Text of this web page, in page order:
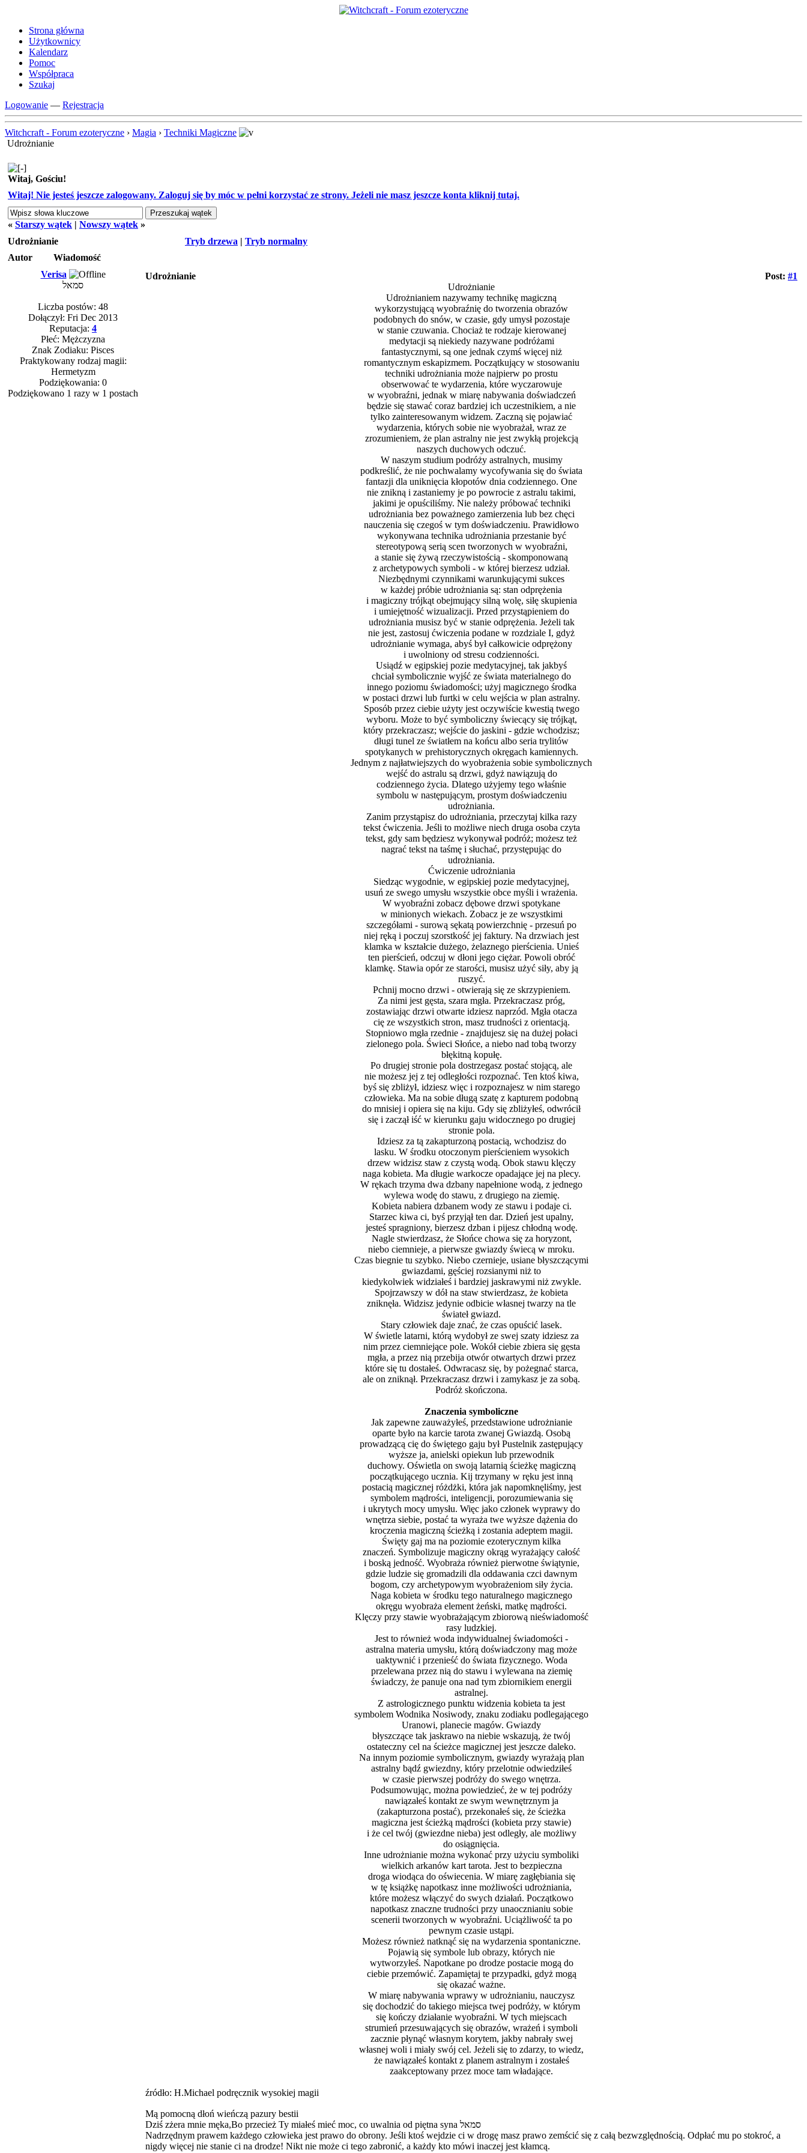
Strona główna
Użytkownicy
Kalendarz
Pomoc
Współpraca
Szukaj
Logowanie — Rejestracja
Witchcraft - Forum ezoteryczne › Magia › Techniki Magiczne
Udrożnianie
Witaj, Gościu!
Witaj! Nie jesteś jeszcze zalogowany. Zaloguj się by móc w pełni korzystać ze strony. Jeżeli nie masz jeszcze konta kliknij tutaj.
« Starszy wątek | Nowszy wątek »
Tryb drzewa | Tryb normalny
Udrożnianie
Autor
Wiadomość
Verisa
סמאל
Liczba postów: 48
Dołączył: Fri Dec 2013
Reputacja: 4
Płeć: Mężczyzna
Znak Zodiaku: Pisces
Praktykowany rodzaj magii:
Hermetyzm
Podziękowania: 0
Podziękowano 1 razy w 1 postach
Post: #1
Udrożnianie
Udrożnianie
Udrożnianiem nazywamy technikę magiczną
wykorzystującą wyobraźnię do tworzenia obrazów
podobnych do snów, w czasie, gdy umysł pozostaje
w stanie czuwania. Chociaż te rodzaje kierowanej
medytacji są niekiedy nazywane podróżami
fantastycznymi, są one jednak czymś więcej niż
romantycznym eskapizmem. Początkujący w stosowaniu
techniki udrożniania może najpierw po prostu
obserwować te wydarzenia, które wyczarowuje
w wyobraźni, jednak w miarę nabywania doświadczeń
będzie się stawać coraz bardziej ich uczestnikiem, a nie
tylko zainteresowanym widzem. Zaczną się pojawiać
wydarzenia, których sobie nie wyobrażał, wraz ze
zrozumieniem, że plan astralny nie jest zwykłą projekcją
naszych duchowych odczuć.
W naszym studium podróży astralnych, musimy
podkreślić, że nie pochwalamy wycofywania się do świata
fantazji dla uniknięcia kłopotów dnia codziennego. One
nie znikną i zastaniemy je po powrocie z astralu takimi,
jakimi je opuściliśmy. Nie należy próbować techniki
udrożniania bez poważnego zamierzenia lub bez chęci
nauczenia się czegoś w tym doświadczeniu. Prawidłowo
wykonywana technika udrożniania przestanie być
stereotypową serią scen tworzonych w wyobraźni,
a stanie się żywą rzeczywistością - skomponowaną
z archetypowych symboli - w której bierzesz udział.
Niezbędnymi czynnikami warunkującymi sukces
w każdej próbie udrożniania są: stan odprężenia
i magiczny trójkąt obejmujący silną wolę, siłę skupienia
i umiejętność wizualizacji. Przed przystąpieniem do
udrożniania musisz być w stanie odprężenia. Jeżeli tak
nie jest, zastosuj ćwiczenia podane w rozdziale I, gdyż
udrożnianie wymaga, abyś był całkowicie odprężony
i uwolniony od stresu codzienności.
Usiądź w egipskiej pozie medytacyjnej, tak jakbyś
chciał symbolicznie wyjść ze świata materialnego do
innego poziomu świadomości; użyj magicznego środka
w postaci drzwi lub furtki w celu wejścia w plan astralny.
Sposób przez ciebie użyty jest oczywiście kwestią twego
wyboru. Może to być symboliczny świecący się trójkąt,
który przekraczasz; wejście do jaskini - gdzie wchodzisz;
długi tunel ze światłem na końcu albo seria trylitów
spotykanych w prehistorycznych okręgach kamiennych.
Jednym z najłatwiejszych do wyobrażenia sobie symbolicznych
wejść do astralu są drzwi, gdyż nawiązują do
codziennego życia. Dlatego użyjemy tego właśnie
symbolu w następującym, prostym doświadczeniu
udrożniania.
Zanim przystąpisz do udrożniania, przeczytaj kilka razy
tekst ćwiczenia. Jeśli to możliwe niech druga osoba czyta
tekst, gdy sam będziesz wykonywał podróż; możesz też
nagrać tekst na taśmę i słuchać, przystępując do
udrożniania.
Ćwiczenie udrożniania
Siedząc wygodnie, w egipskiej pozie medytacyjnej,
usuń ze swego umysłu wszystkie obce myśli i wrażenia.
W wyobraźni zobacz dębowe drzwi spotykane
w minionych wiekach. Zobacz je ze wszystkimi
szczegółami - surową sękatą powierzchnię - przesuń po
niej ręką i poczuj szorstkość jej faktury. Na drzwiach jest
klamka w kształcie dużego, żelaznego pierścienia. Unieś
ten pierścień, odczuj w dłoni jego ciężar. Powoli obróć
klamkę. Stawia opór ze starości, musisz użyć siły, aby ją
ruszyć.
Pchnij mocno drzwi - otwierają się ze skrzypieniem.
Za nimi jest gęsta, szara mgła. Przekraczasz próg,
zostawiając drzwi otwarte idziesz naprzód. Mgła otacza
cię ze wszystkich stron, masz trudności z orientacją.
Stopniowo mgła rzednie - znajdujesz się na dużej połaci
zielonego pola. Świeci Słońce, a niebo nad tobą tworzy
błękitną kopułę.
Po drugiej stronie pola dostrzegasz postać stojącą, ale
nie możesz jej z tej odległości rozpoznać. Ten ktoś kiwa,
byś się zbliżył, idziesz więc i rozpoznajesz w nim starego
człowieka. Ma na sobie długą szatę z kapturem podobną
do mnisiej i opiera się na kiju. Gdy się zbliżyłeś, odwrócił
się i zaczął iść w kierunku gaju widocznego po drugiej
stronie pola.
Idziesz za tą zakapturzoną postacią, wchodzisz do
lasku. W środku otoczonym pierścieniem wysokich
drzew widzisz staw z czystą wodą. Obok stawu klęczy
naga kobieta. Ma długie warkocze opadające jej na plecy.
W rękach trzyma dwa dzbany napełnione wodą, z jednego
wylewa wodę do stawu, z drugiego na ziemię.
Kobieta nabiera dzbanem wody ze stawu i podaje ci.
Starzec kiwa ci, byś przyjął ten dar. Dzień jest upalny,
jesteś spragniony, bierzesz dzban i pijesz chłodną wodę.
Nagle stwierdzasz, że Słońce chowa się za horyzont,
niebo ciemnieje, a pierwsze gwiazdy świecą w mroku.
Czas biegnie tu szybko. Niebo czernieje, usiane błyszczącymi
gwiazdami, gęściej rozsianymi niż to
kiedykolwiek widziałeś i bardziej jaskrawymi niż zwykle.
Spojrzawszy w dół na staw stwierdzasz, że kobieta
zniknęła. Widzisz jedynie odbicie własnej twarzy na tle
świateł gwiazd.
Stary człowiek daje znać, że czas opuścić lasek.
W świetle latarni, którą wydobył ze swej szaty idziesz za
nim przez ciemniejące pole. Wokół ciebie zbiera się gęsta
mgła, a przez nią przebija otwór otwartych drzwi przez
które się tu dostałeś. Odwracasz się, by pożegnać starca,
ale on zniknął. Przekraczasz drzwi i zamykasz je za sobą.
Podróż skończona.
Znaczenia symboliczne
Jak zapewne zauważyłeś, przedstawione udrożnianie
oparte było na karcie tarota zwanej Gwiazdą. Osobą
prowadzącą cię do świętego gaju był Pustelnik zastępujący
wyższe ja, anielski opiekun lub przewodnik
duchowy. Oświetla on swoją latarnią ścieżkę magiczną
początkującego ucznia. Kij trzymany w ręku jest inną
postacią magicznej różdżki, która jak napomknęliśmy, jest
symbolem mądrości, inteligencji, porozumiewania się
i ukrytych mocy umysłu. Więc jako członek wyprawy do
wnętrza siebie, postać ta wyraża twe wyższe dążenia do
kroczenia magiczną ścieżką i zostania adeptem magii.
Święty gaj ma na poziomie ezoterycznym kilka
znaczeń. Symbolizuje magiczny okrąg wyrażający całość
i boską jedność. Wyobraża również pierwotne świątynie,
gdzie ludzie się gromadzili dla oddawania czci dawnym
bogom, czy archetypowym wyobrażeniom siły życia.
Naga kobieta w środku tego naturalnego magicznego
okręgu wyobraża element żeński, matkę mądrości.
Klęczy przy stawie wyobrażającym zbiorową nieświadomość
rasy ludzkiej.
Jest to również woda indywidualnej świadomości -
astralna materia umysłu, którą doświadczony mag może
uaktywnić i przenieść do świata fizycznego. Woda
przelewana przez nią do stawu i wylewana na ziemię
świadczy, że panuje ona nad tym zbiornikiem energii
astralnej.
Z astrologicznego punktu widzenia kobieta ta jest
symbolem Wodnika Nosiwody, znaku zodiaku podlegającego
Uranowi, planecie magów. Gwiazdy
błyszczące tak jaskrawo na niebie wskazują, że twój
ostateczny cel na ścieżce magicznej jest jeszcze daleko.
Na innym poziomie symbolicznym, gwiazdy wyrażają plan
astralny bądź gwiezdny, który przelotnie odwiedziłeś
w czasie pierwszej podróży do swego wnętrza.
Podsumowując, można powiedzieć, że w tej podróży
nawiązałeś kontakt ze swym wewnętrznym ja
(zakapturzona postać), przekonałeś się, że ścieżka
magiczna jest ścieżką mądrości (kobieta przy stawie)
i że cel twój (gwiezdne nieba) jest odległy, ale możliwy
do osiągnięcia.
Inne udrożnianie można wykonać przy użyciu symboliki
wielkich arkanów kart tarota. Jest to bezpieczna
droga wiodąca do oświecenia. W miarę zagłębiania się
w tę książkę napotkasz inne możliwości udrożniania,
które możesz włączyć do swych działań. Początkowo
napotkasz znaczne trudności przy unaocznianiu sobie
scenerii tworzonych w wyobraźni. Uciążliwość ta po
pewnym czasie ustąpi.
Możesz również natknąć się na wydarzenia spontaniczne.
Pojawią się symbole lub obrazy, których nie
wytworzyłeś. Napotkane po drodze postacie mogą do
ciebie przemówić. Zapamiętaj te przypadki, gdyż mogą
się okazać ważne.
W miarę nabywania wprawy w udrożnianiu, nauczysz
się dochodzić do takiego miejsca twej podróży, w którym
się kończy działanie wyobraźni. W tych miejscach
strumień przesuwających się obrazów, wrażeń i symboli
zacznie płynąć własnym korytem, jakby nabrały swej
własnej woli i miały swój cel. Jeżeli się to zdarzy, to wiedz,
że nawiązałeś kontakt z planem astralnym i zostałeś
zaakceptowany przez moce tam władające.
źródło: H.Michael podręcznik wysokiej magii
Mą pomocną dłoń wieńczą pazury bestii
Dziś zżera mnie męka,Bo przecież Ty miałeś mieć moc, co uwalnia od piętna syna סמאל
Nadrzędnym prawem każdego człowieka jest prawo do obrony. Jeśli ktoś wejdzie ci w drogę masz prawo zemścić się z całą bezwzględnością. Odpłać mu po stokroć, a
nigdy więcej nie stanie ci na drodze! Nikt nie może ci tego zabronić, a każdy kto mówi inaczej jest kłamcą.